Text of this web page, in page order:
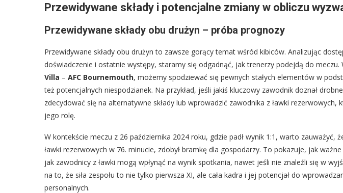
Przewidywane składy i potencjalne zmiany w obliczu
Przewidywane składy obu drużyn – próba prognozy
Przewidywane składy obu drużyn to zawsze gorący temat wśród kibiców. Analizując
doświadczenie i ostatnie występy, staramy się odgadnąć, jak trenerzy podejdą do meczu.
Villa – AFC Bournemouth, możemy spodziewać się pewnych stałych elementów w
też potencjalnych niespodzianek. Na przykład, jeśli jakiś kluczowy zawodnik doznał
zdecydować się na alternatywne składy lub wprowadzić zawodnika z ławki rezerwowych,
jego rolę.
W kontekście meczu z 26 października 2024 roku, gdzie padł wynik 1:1, warto zauważyć,
ławki rezerwowych w 76. minucie, zdobył bramkę dla gospodarzy. To pokazuje, jak
jak zawodnicy z ławki mogą wpłynąć na wynik spotkania, nawet jeśli nie znaleźli się w
na to, że siła zespołu to nie tylko pierwsza XI, ale cała kadra i jej potencjał do
personalnych.